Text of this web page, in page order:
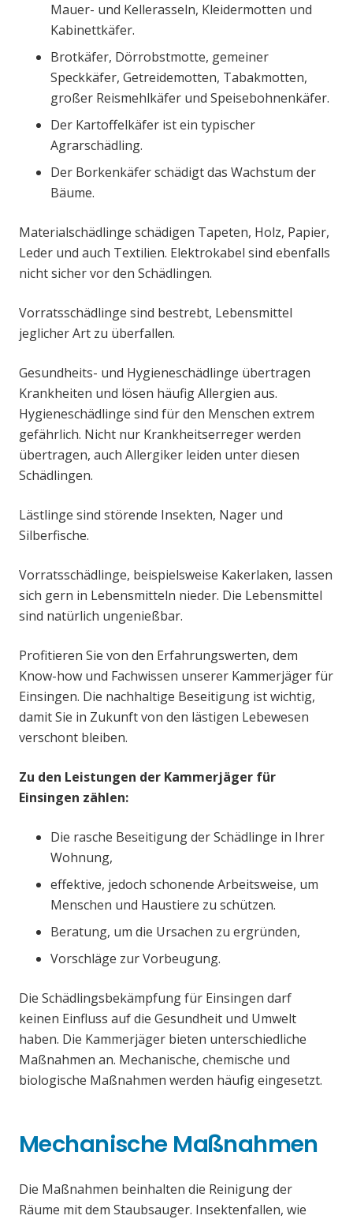
Mauer- und Kellerasseln, Kleidermotten und
Kabinettkäfer.
Brotkäfer, Dörrobstmotte, gemeiner
Speckkäfer, Getreidemotten, Tabakmotten,
großer Reismehlkäfer und Speisebohnenkäfer.
Der Kartoffelkäfer ist ein typischer
Agrarschädling.
Der Borkenkäfer schädigt das Wachstum der
Bäume.
Materialschädlinge schädigen Tapeten, Holz, Papier,
Leder und auch Textilien. Elektrokabel sind ebenfalls
nicht sicher vor den Schädlingen.
Vorratsschädlinge sind bestrebt, Lebensmittel
jeglicher Art zu überfallen.
Gesundheits- und Hygieneschädlinge übertragen
Krankheiten und lösen häufig Allergien aus.
Hygieneschädlinge sind für den Menschen extrem
gefährlich. Nicht nur Krankheitserreger werden
übertragen, auch Allergiker leiden unter diesen
Schädlingen.
Lästlinge sind störende Insekten, Nager und
Silberfische.
Vorratsschädlinge, beispielsweise Kakerlaken, lassen
sich gern in Lebensmitteln nieder. Die Lebensmittel
sind natürlich ungenießbar.
Profitieren Sie von den Erfahrungswerten, dem
Know-how und Fachwissen unserer Kammerjäger für
Einsingen. Die nachhaltige Beseitigung ist wichtig,
damit Sie in Zukunft von den lästigen Lebewesen
verschont bleiben.
Zu den Leistungen der Kammerjäger für
Einsingen zählen:
Die rasche Beseitigung der Schädlinge in Ihrer
Wohnung,
effektive, jedoch schonende Arbeitsweise, um
Menschen und Haustiere zu schützen.
Beratung, um die Ursachen zu ergründen,
Vorschläge zur Vorbeugung.
Die Schädlingsbekämpfung für Einsingen darf
keinen Einfluss auf die Gesundheit und Umwelt
haben. Die Kammerjäger bieten unterschiedliche
Maßnahmen an. Mechanische, chemische und
biologische Maßnahmen werden häufig eingesetzt.
Mechanische Maßnahmen
Die Maßnahmen beinhalten die Reinigung der
Räume mit dem Staubsauger. Insektenfallen, wie